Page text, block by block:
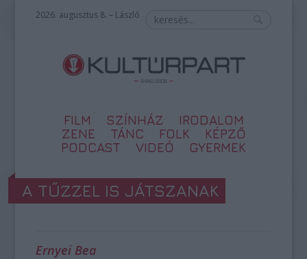
2026. augusztus 8. – László
FILM SZÍNHÁZ
IRODALOM
ZENE
TÁNC FOLK
KÉPZŐ
PODCAST
VIDEÓ GYERMEK
A TŰZZEL IS JÁTSZANAK
Ernyei Bea